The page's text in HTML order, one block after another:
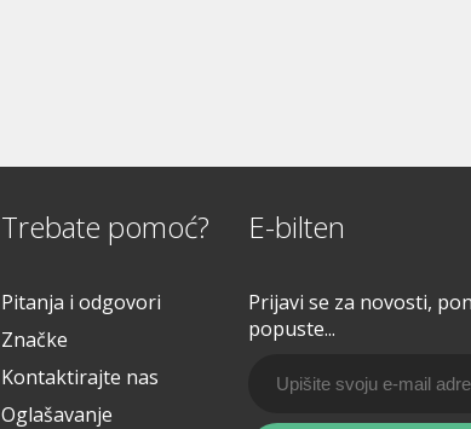
Trebate pomoć?
Pitanja i odgovori
Značke
Kontaktirajte nas
Oglašavanje
E-bilten
Prijavi se za novosti,
popuste...